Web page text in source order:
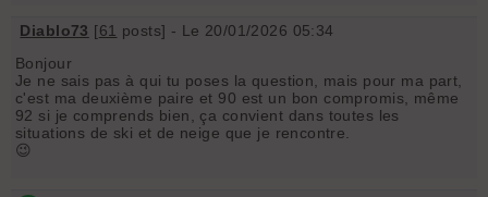
Diablo73 [61 posts] - Le 20/01/2026 05:34
Bonjour
Je ne sais pas à qui tu poses la question, mais pour ma part,
c'est ma deuxième paire et 90 est un bon compromis, même
92 si je comprends bien, ça convient dans toutes les
situations de ski et de neige que je rencontre.
😉